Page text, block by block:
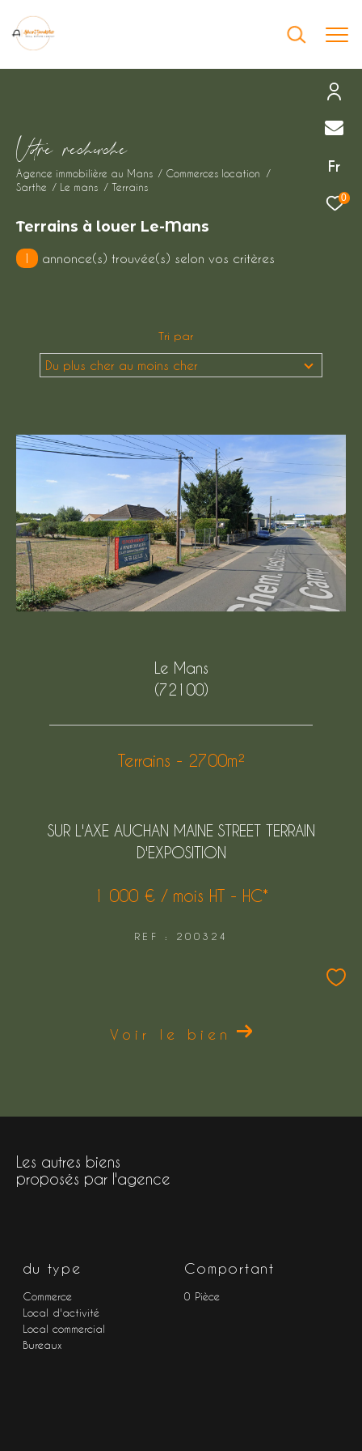
Fr
0
Vore recece
Agence immobilière au Mans
Commerces location
Sarthe
Le mans Terrains
Terrains à louer Le-Mans
1 annonce(s) trouvée(s) selon vos critères
Tri par
Du plus cher au moins cher
Le Mans
(72100)
Terrains - 2700m²
SUR L'AXE AUCHAN MAINE STREET TERRAIN
D'EXPOSITION
1 000 € / mois HT - HC*
REF : 200324
Voir le bien
Les autres biens
proposés par l'agence
du type
Commerce
Local d'activité
Local commercial
Bureaux
Comportant
0 Pièce
Effectuer une recherche
et trouver le bien qui correspond à vos
critères
Type
d'offre
Surface
Pièces
Pièces
Référence
PISCINE
Rechercher